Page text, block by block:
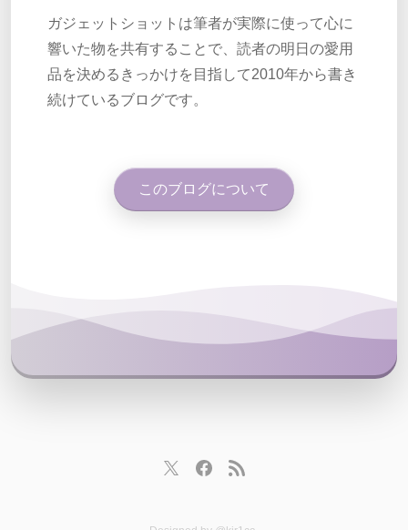
ガジェットショットは筆者が実際に使って心に
響いた物を共有することで、読者の明日の愛用
品を決めるきっかけを目指して2010年から書き
続けているブログです。
このブログについて